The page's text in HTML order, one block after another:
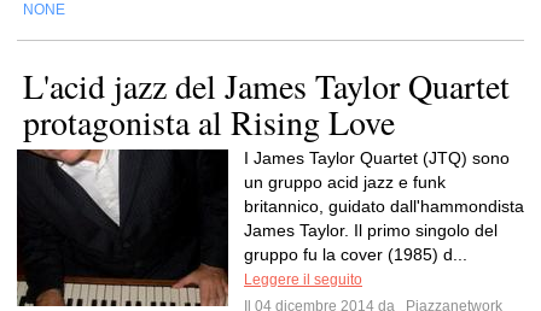
NONE
L'acid jazz del James Taylor Quartet
protagonista al Rising Love
I James Taylor Quartet (JTQ) sono
un gruppo acid jazz e funk
britannico, guidato dall'hammondista
James Taylor. Il primo singolo del
gruppo fu la cover (1985) d...
Leggere il seguito
Il 04 dicembre 2014 da
Pjazzanetwork